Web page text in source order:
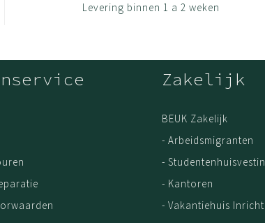
Levering binnen 1 a 2 weken
Zakelijk
BEUK Zakelijk
- Arbeidsmigranten
-
- Kantoren
- Vakantiehuis